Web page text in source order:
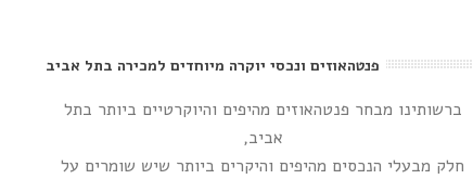
פנטהאוזים ונכסי יוקרה מיוחדים למכירה בתל אביב
ברשותינו מבחר פנטהאוזים מהיפים והיוקרטיים ביותר בתל
אביב,
חלק מבעלי הנכסים מהיפים והיקרים ביותר שיש שומרים על